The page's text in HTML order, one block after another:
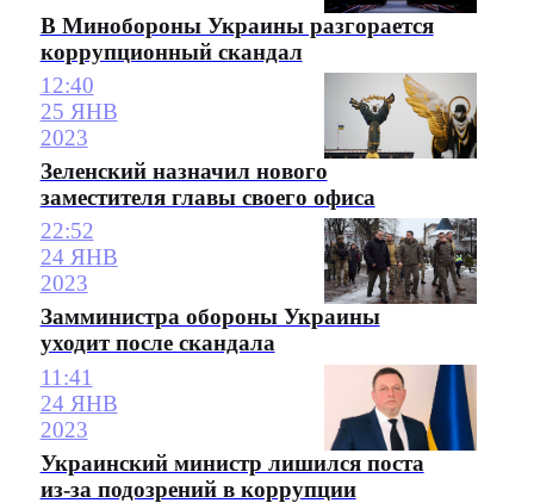
В Минобороны Украины разгорается
коррупционный скандал
12:40
25 ЯНВ
2023
Зеленский назначил нового
заместителя главы своего офиса
22:52
24 ЯНВ
2023
Замминистра обороны Украины
уходит после скандала
11:41
24 ЯНВ
2023
Украинский министр лишился поста
из-за подозрений в коррупции